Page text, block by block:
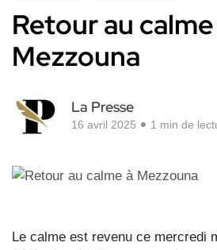
Retour au
Mezzouna
La Presse
16 avril 2025 1 min de
Le calme est revenu ce mercredi